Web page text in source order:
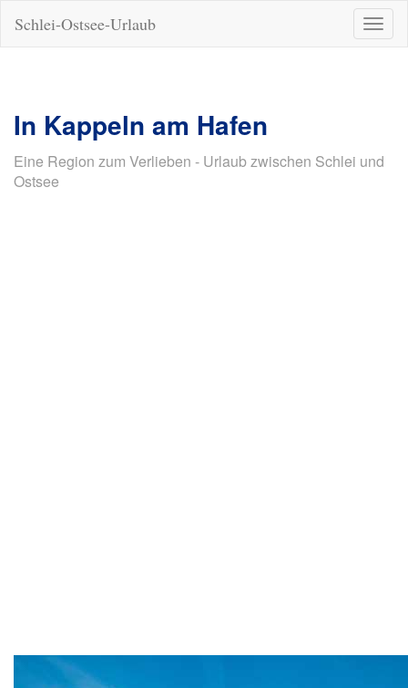
ein-/
Schlei-Ostsee-Urlaub
In Kappeln am Hafen
Eine Region zum Verlieben - Urlaub zwischen Schlei und
Ostsee